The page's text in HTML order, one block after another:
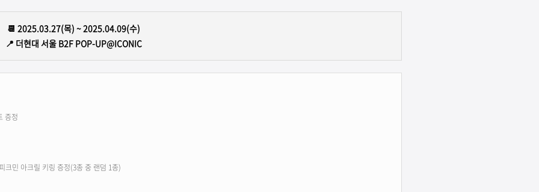
📆 2025.03.27(목) ~ 2025.04.09(수)
📍 더현대 서울 B2F POP-UP@ICONIC
증정
민 아크릴 키링 증정(3종 중 랜덤 1종)